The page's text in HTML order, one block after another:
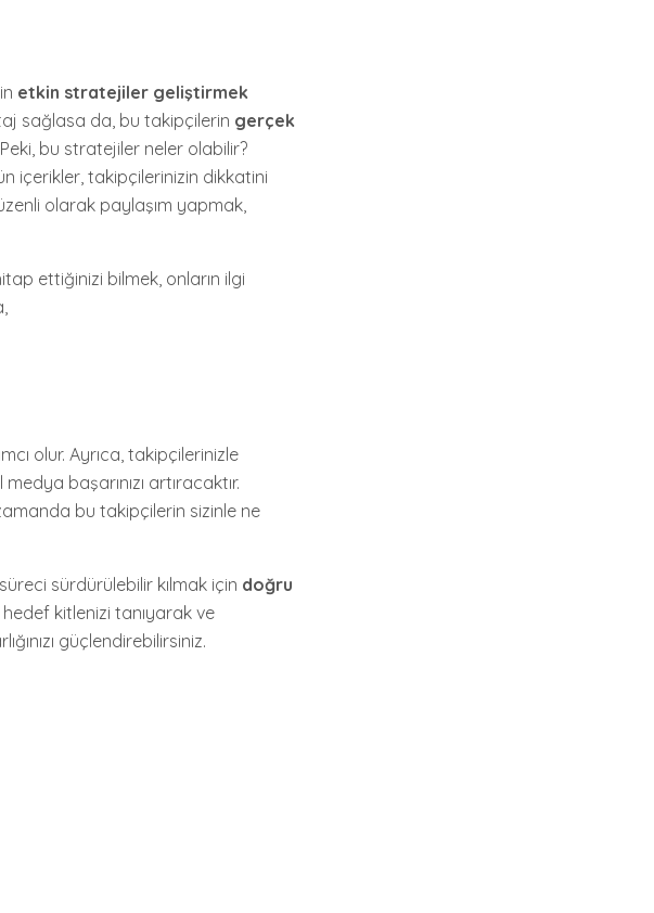
etkin stratejiler geliştirmek
sağlasa da, bu takipçilerin gerçek
bu stratejiler neler olabilir?
içerikler, takipçilerinizin dikkatini
olarak paylaşım yapmak,
ettiğinizi bilmek, onların ilgi
olur. Ayrıca, takipçilerinizle
başarınızı artıracaktır.
bu takipçilerin sizinle ne
sürdürülebilir kılmak için doğru
kitlenizi tanıyarak ve
güçlendirebilirsiniz.